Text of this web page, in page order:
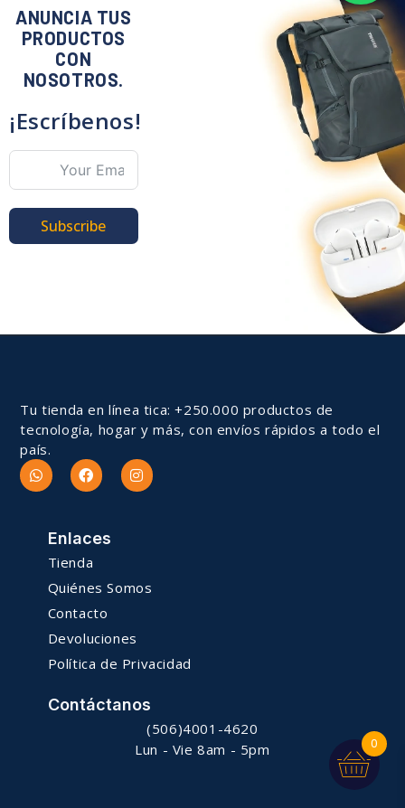
ANUNCIA TUS
PRODUCTOS
CON
NOSOTROS.
¡Escríbenos!
Subscribe
Tu tienda en línea tica: +250.000 productos de
tecnología, hogar y más, con envíos rápidos a todo el
país.
Enlaces
Tienda
Quiénes Somos
Contacto
Devoluciones
Política de Privacidad
Contáctanos
(506)4001-4620
Lun - Vie 8am - 5pm
0